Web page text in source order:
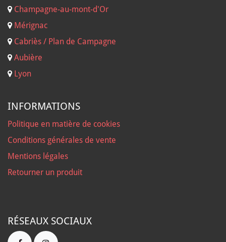
Champagne-au-mont-d'Or
Mérignac
Cabriès / Plan de Campagne
Aubière
Lyon
INFORMATIONS
Politique en matière de cookies
Conditions générales de vente
Mentions légales
Retourner un produit
RÉSEAUX SOCIAUX